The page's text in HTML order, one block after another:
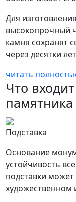
Для
высокопрочный
камня сохранят
через десятки
читать
Что
памятника
Подставка
Основание
устойчивость
подставки
художественном